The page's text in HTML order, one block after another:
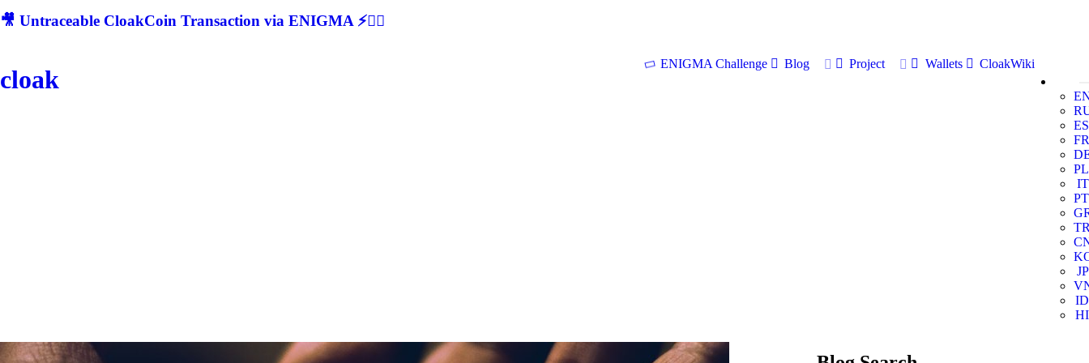
🎥 Untraceable CloakCoin Transaction via ENIGMA ⚡🕵‍♂
cloak
ENIGMA Challenge Blog Project Wallets
CloakWiki
ES
FR
PL
IT
PT
JP
ID
HI